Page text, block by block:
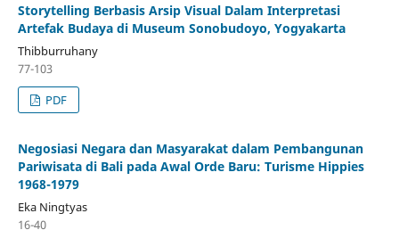
Storytelling Berbasis Arsip Visual Dalam Interpretasi
Artefak Budaya di Museum Sonobudoyo, Yogyakarta
Thibburruhany
77-103
PDF
Negosiasi Negara dan Masyarakat dalam Pembangunan
Pariwisata di Bali pada Awal Orde Baru: Turisme Hippies
1968-1979
Eka Ningtyas
16-40